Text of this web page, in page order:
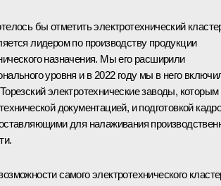
бы отметить электротехнический
лидером по производству продукции
назначения. Мы его расширили
уровня и в 2022 году мы в него
электротехнические заводы, которым
документацией, и подготовкой
для налаживания
самого электротехнического